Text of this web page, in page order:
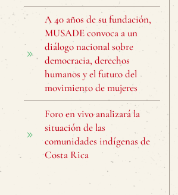
A 40 años de su fundación,
MUSADE convoca a un
diálogo nacional sobre
democracia, derechos
humanos y el futuro del
movimiento de mujeres
Foro en vivo analizará la
situación de las
comunidades indígenas de
Costa Rica